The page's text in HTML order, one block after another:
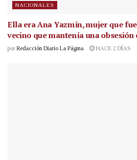
NACIONALES
Ella era Ana Yazmín, mujer que
vecino que mantenía una obsesión
por Redacción Diario La Página HACE 2 DÍAS